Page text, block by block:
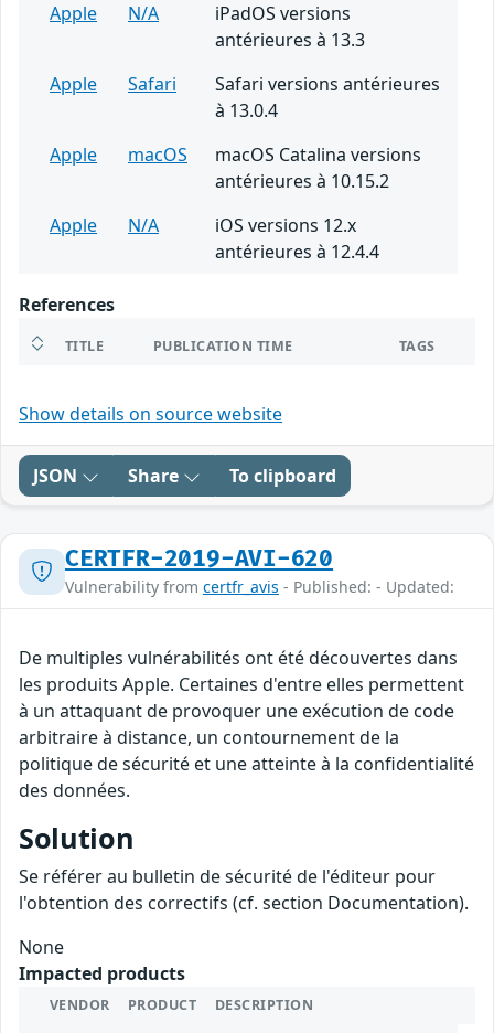
Apple
N/A
iPadOS versions
antérieures à 13.3
Apple
Safari
Safari versions antérieures
à 13.0.4
Apple
macOS
macOS Catalina versions
antérieures à 10.15.2
Apple
N/A
iOS versions 12.x
antérieures à 12.4.4
References
TITLE PUBLICATION TIME TAGS
Show details on source website
JSON Share To clipboard
CERTFR-2019-AVI-620
Vulnerability from certfr_avis - Published: - Updated:
De multiples vulnérabilités ont été découvertes dans
les produits Apple. Certaines d'entre elles permettent
à un attaquant de provoquer une exécution de code
arbitraire à distance, un contournement de la
politique de sécurité et une atteinte à la confidentialité
des données.
Solution
Se référer au bulletin de sécurité de l'éditeur pour
l'obtention des correctifs (cf. section Documentation).
None
Impacted products
VENDOR PRODUCT DESCRIPTION